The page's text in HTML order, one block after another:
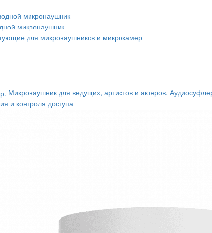
микронаушник
микронаушник
для микронаушников и микрокамер
Микронаушник для ведущих, артистов и актеров.
и контроля доступа